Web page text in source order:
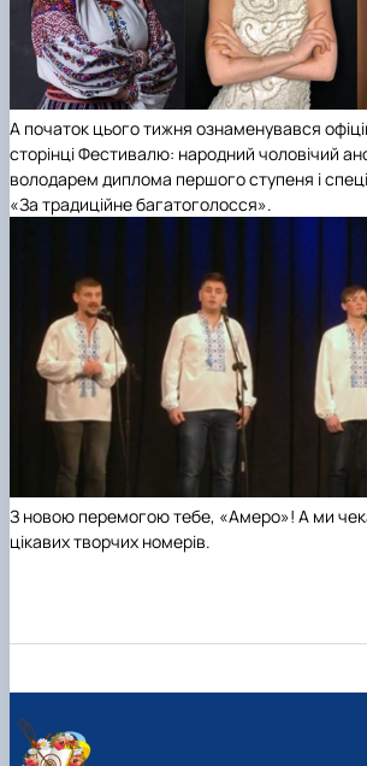
А початок цього тижня ознаменувався
сторінці Фестивалю: народний чоловічий
володарем диплома першого ступеня і
«За традиційне багатоголосся».
З новою перемогою тебе, «Амеро»! А ми
цікавих творчих номерів.